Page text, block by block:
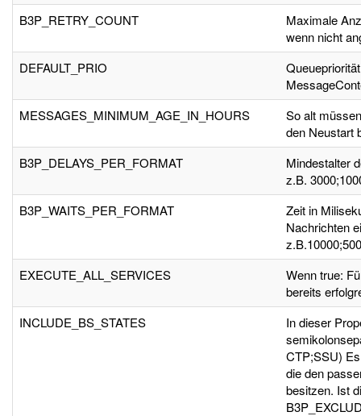
B3P_RETRY_COUNT
Maximale
wenn nicht
DEFAULT_PRIO
MESSAGES_MINIMUM_AGE_IN_HOURS
So alt
den Neustart
B3P_DELAYS_PER_FORMAT
Mindestalter
z.B.
B3P_WAITS_PER_FORMAT
Zeit in
Nachrichten
EXECUTE_ALL_SERVICES
Wenn true:
bereits
INCLUDE_BS_STATES
In dieser
CTP;SSU)
die den
besitzen. Ist